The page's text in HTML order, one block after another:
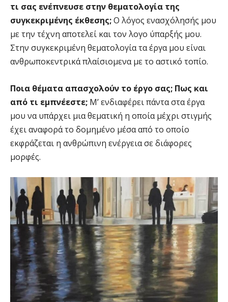
τι σας ενέπνευσε στην θεματολογία της
συγκεκριμένης έκθεσης;Ο λόγος ενασχόλησής μου
με την τέχνη αποτελεί και τον λογο ύπαρξής μου.
Στην συγκεκριμένη θεματολογία τα έργα μου είναι
ανθρωποκεντρικά πλαίσιομενα με το αστικό τοπίο.
Ποια θέματα απασχολούν το έργο σας; Πως και
από τι εμπνέεστε; Μ’ ενδιαφέρει πάντα στα έργα
μου να υπάρχει μια θεματική η οποία μέχρι στιγμής
έχει αναφορά το δομημένο μέσα από το οποίο
εκφράζεται η ανθρώπινη ενέργεια σε διάφορες
μορφές.